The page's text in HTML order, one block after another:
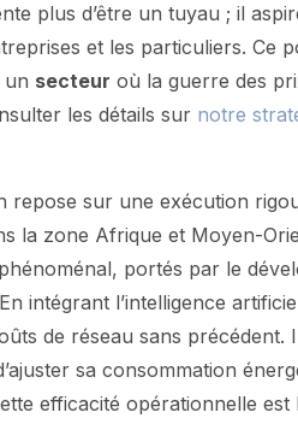
plus d’être un tuyau ; il
et les particuliers. Ce
un secteur où la guerre des
les détails sur notre
repose sur une exécution
la zone Afrique et Moyen-
phénoménal, portés par le
intégrant l’intelligence
de réseau sans
sa consommation
efficacité opérationnelle